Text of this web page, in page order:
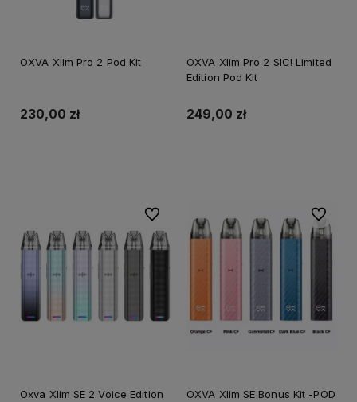
OXVA Xlim Pro 2 Pod Kit
230,00 zł
OXVA Xlim Pro 2 SIC! Limited
Edition Pod Kit
249,00 zł
Oxva Xlim SE 2 Voice Edition
Do ulubionych
OXVA Xlim SE Bonus Kit -POD
Do